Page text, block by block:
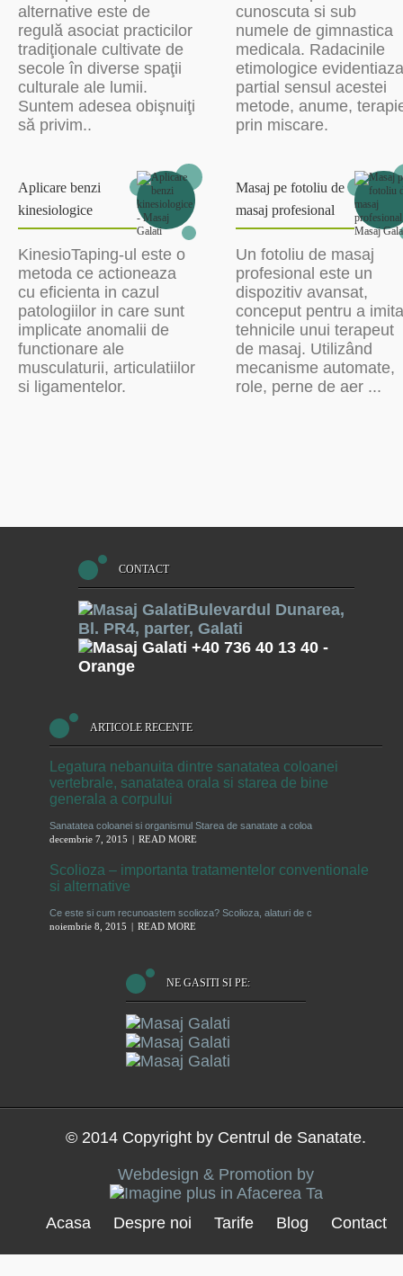
alternative este de
regulă asociat practicilor
tradiţionale cultivate de
secole în diverse spaţii
culturale ale lumii.
Suntem adesea obişnuiţi
să privim..
cunoscuta si sub
numele de gimnastica
medicala. Radacinile
etimologice evidentiaza
partial sensul acestei
metode, anume,
prin miscare.
Aplicare benzi
kinesiologice
KinesioTaping-ul este o
metoda ce actioneaza
cu eficienta in cazul
patologiilor in care sunt
implicate anomalii de
functionare ale
musculaturii, articulatiilor
si ligamentelor.
Masaj pe fotoliu de
masaj profesional
Un fotoliu de masaj
profesional este un
dispozitiv avansat,
conceput pentru a imita
tehnicile unui terapeut
de masaj. Utilizând
mecanisme automate,
role, perne de aer ...
CONTACT
Bulevardul Dunarea,
Bl. PR4, parter, Galati
+40 736 40 13 40-
Orange
ARTICOLE RECENTE
Legatura nebanuita dintre sanatatea coloanei
vertebrale, sanatatea orala si starea de bine
generala a corpului
Sanatatea coloanei si organismul Starea de sanatate a coloa
decembrie 7, 2015
READ MORE
Scolioza – importanta tratamentelor conventionale
si alternative
Ce este si cum recunoastem scolioza? Scolioza, alaturi de c
noiembrie 8, 2015
READ MORE
NE GASITI SI PE:
© 2014 Copyright by Centrul de Sanatate.
Webdesign & Promotion by
Acasa Despre noi Tarife Blog Contact